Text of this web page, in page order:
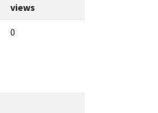
views
0